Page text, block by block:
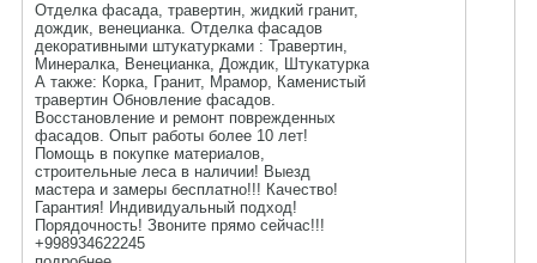
Отделка фасада, травертин, жидкий гранит,
дождик, венецианка. Отделка фасадов
декоративными штукатурками : Травертин,
Минералка, Венецианка, Дождик, Штукатурка
А также: Корка, Гранит, Мрамор, Каменистый
травертин Обновление фасадов.
Восстановление и ремонт поврежденных
фасадов. Опыт работы более 10 лет!
Помощь в покупке материалов,
строительные леса в наличии! Выезд
мастера и замеры бесплатно!!! Качество!
Гарантия! Индивидуальный подход!
Порядочность! Звоните прямо сейчас!!!
+998934622245